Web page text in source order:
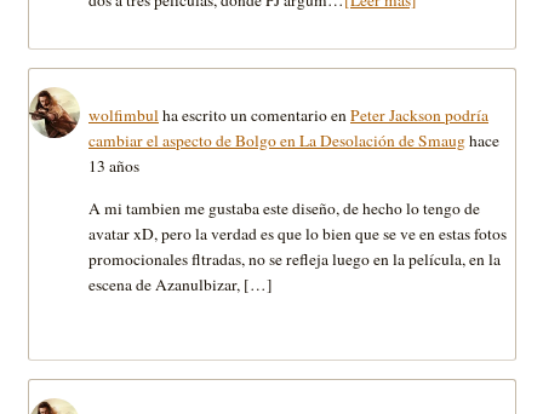
wolfimbulha escrito un comentario enPeter Jackson podría
cambiar el aspecto de Bolgo en La Desolación de Smaughace
13 años
A mi tambien me gustaba este diseño, de hecho lo tengo de
avatar xD, pero la verdad es que lo bien que se ve en estas fotos
promocionales fltradas, no se refleja luego en la película, en la
escena de Azanulbizar, […]